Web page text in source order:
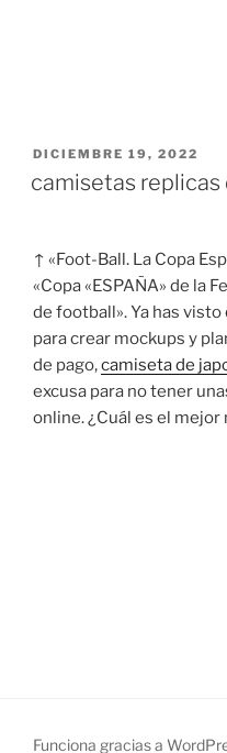
PUBLICADO
DICIEMBRE 19, 2022
camisetas replicas
↑ «Foot-Ball. La Copa
«Copa «ESPAÑA» de la
de football». Ya has
para crear mockups y
de pago,camiseta de
excusa para no tener
online. ¿Cuál es el
Funciona gracias a